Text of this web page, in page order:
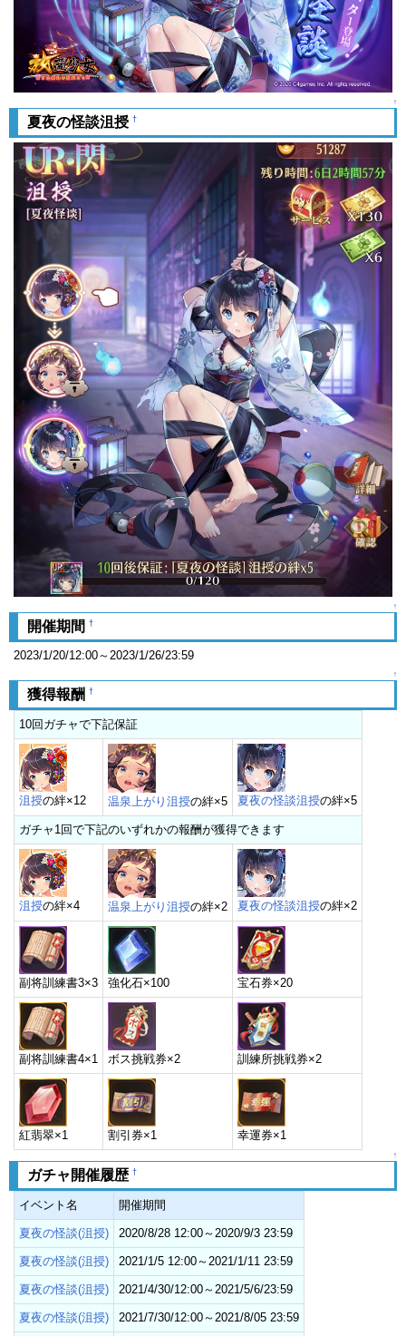
↑
夏夜の怪談沮授 †
↑
開催期間 †
2023/1/20/12:00～2023/1/26/23:59
↑
獲得報酬 †
10回ガチャで下記保証
沮授の絆×12 温泉上がり沮授の絆×5 夏夜の怪談沮授の絆×5
ガチャ1回で下記のいずれかの報酬が獲得できます
沮授の絆×4 温泉上がり沮授の絆×2 夏夜の怪談沮授の絆×2
副将訓練書3×3 強化石×100 宝石券×20
副将訓練書4×1 ボス挑戦券×2 訓練所挑戦券×2
紅翡翠×1 割引券×1 幸運券×1
↑
ガチャ開催履歴 †
イベント名 開催期間
夏夜の怪談(沮授) 2020/8/28 12:00～2020/9/3 23:59
夏夜の怪談(沮授) 2021/1/5 12:00～2021/1/11 23:59
夏夜の怪談(沮授) 2021/4/30/12:00～2021/5/6/23:59
夏夜の怪談(沮授) 2021/7/30/12:00～2021/8/05 23:59